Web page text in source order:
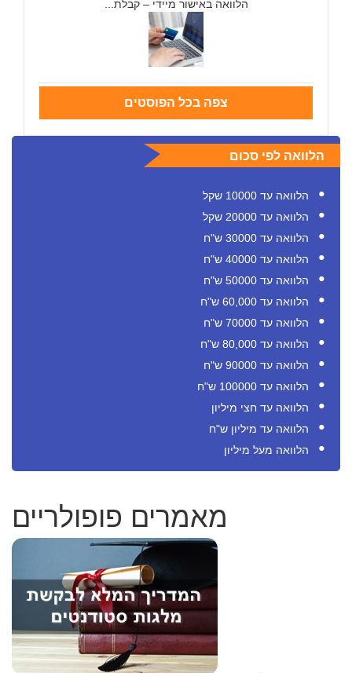
הלוואה באישור מיידי – קבלת...
צפה בכל הפוסטים
הלוואה לפי סכום
הלוואה עד 10000 שקל
הלוואה עד 20000 שקל
הלוואה עד 30000 ש"ח
הלוואה עד 40000 ש"ח
הלוואה עד 50000 ש"ח
הלוואה עד 60,000 ש"ח
הלוואה עד 70000 ש"ח
הלוואה עד 80,000 ש"ח
הלוואה עד 90000 ש"ח
הלוואה עד 100000 ש"ח
הלוואה עד חצי מיליון
הלוואה עד מיליון ש"ח
הלוואה מעל מיליון
מאמרים פופולריים